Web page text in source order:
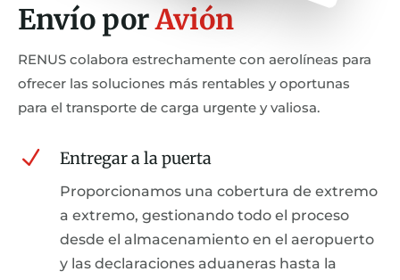
Envío porAvión
RENUS colabora estrechamente con aerolíneas para
ofrecer las soluciones más rentables y oportunas
para el transporte de carga urgente y valiosa.
N Entregar a la puerta
Proporcionamos una cobertura de extremo
a extremo, gestionando todo el proceso
desde el almacenamiento en el aeropuerto
y las declaraciones aduaneras hasta la